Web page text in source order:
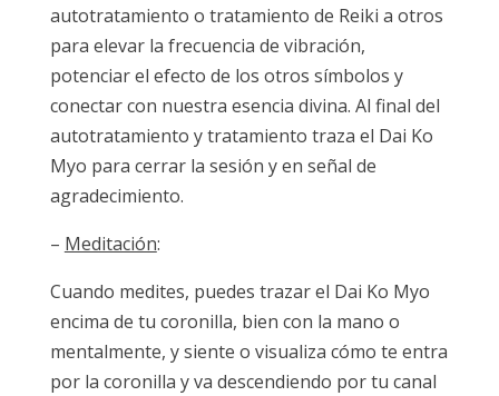
autotratamiento o tratamiento de Reiki a otros
para elevar la frecuencia de vibración,
potenciar el efecto de los otros símbolos y
conectar con nuestra esencia divina. Al final del
autotratamiento y tratamiento traza el Dai Ko
Myo para cerrar la sesión y en señal de
agradecimiento.
– Meditación:
Cuando medites, puedes trazar el Dai Ko Myo
encima de tu coronilla, bien con la mano o
mentalmente, y siente o visualiza cómo te entra
por la coronilla y va descendiendo por tu canal